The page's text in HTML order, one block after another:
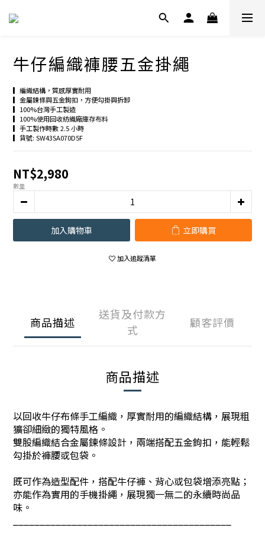
牛仔編織褲腰五金掛繩
▎編織結構，質感厚實耐用
▎金屬鍊條與五金鉤扣，方便勾掛與拆卸
▎100%台灣手工製造
▎100%使用回收紡織廠庫存布料
▎手工製作時數 2.5 小時
▎貨號: SW43SA070D5F
NT$2,980
數量
加入購物車 立即購買
加入追蹤清單
商品描述
送貨及付款方
式
顧客評價
商品描述
以回收牛仔布條手工編織，厚實耐用的編織結構，展現粗
獷卻細緻的獨特風格。
雙股編織結合金屬鍊條設計，兩端搭配五金鉤扣，能輕鬆
勾掛於褲腰或包袋。
既可作為造型配件，搭配牛仔褲、背心或包袋增添亮點；
亦能作為實用的手機掛繩，展現獨一無二的永續時尚品
味。